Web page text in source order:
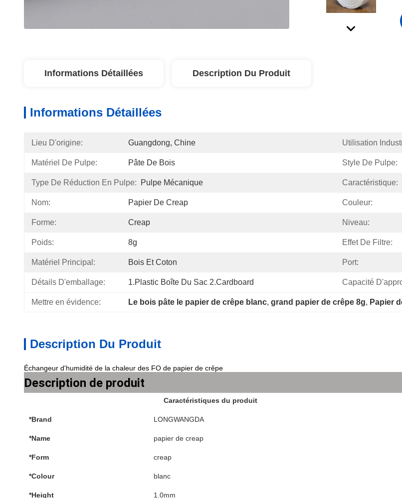
Informations Détaillées Description Du Produit
Informations Détaillées
Lieu D'origine: Guangdong, Chine Utilisation
Matériel De Pulpe: Pâte De Bois Style De Pulpe:
Type De Réduction En Pulpe: Pulpe Mécanique Caractéristique:
Nom: Papier De Creap Couleur:
Forme: Creap Niveau:
Poids: 8g Effet De Filtre:
Matériel Principal: Bois Et Coton Port:
Détails D'emballage: 1.Plastic Boîte Du Sac 2.Cardboard Capacité
Mettre en évidence: Le bois pâte le papier de crêpe blanc, grand papier de crêpe 8g, Papier
Description Du Produit
Échangeur d'humidité de la chaleur des FO de papier de crêpe
Description de produit
Caractéristiques du produit
*Brand LONGWANGDA
*Name papier de creap
*Form creap
*Colour blanc
*Height 1.0mm